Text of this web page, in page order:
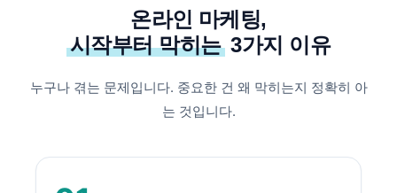
온라인 마케팅,
시작부터 막히는3가지 이유
누구나 겪는 문제입니다. 중요한 건 왜 막히는지 정확히 아
는 것입니다.